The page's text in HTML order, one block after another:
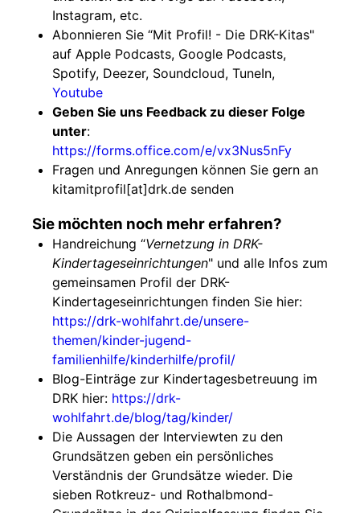
Instagram, etc.
Abonnieren Sie “Mit Profil! - Die DRK-Kitas"
auf Apple Podcasts, Google Podcasts,
Spotify, Deezer, Soundcloud, TuneIn,
Youtube
Geben Sie uns Feedback zu dieser Folge
unter:
https://forms.office.com/e/vx3Nus5nFy
Fragen und Anregungen können Sie gern an
kitamitprofil[at]drk.de senden
Sie möchten noch mehr erfahren?
Handreichung “Vernetzung in DRK-
Kindertageseinrichtungen" und alle Infos zum
gemeinsamen Profil der DRK-
Kindertageseinrichtungen finden Sie hier:
https://drk-wohlfahrt.de/unsere-
themen/kinder-jugend-
familienhilfe/kinderhilfe/profil/
Blog-Einträge zur Kindertagesbetreuung im
DRK hier: https://drk-
wohlfahrt.de/blog/tag/kinder/
Die Aussagen der Interviewten zu den
Grundsätzen geben ein persönliches
Verständnis der Grundsätze wieder. Die
sieben Rotkreuz- und Rothalbmond-